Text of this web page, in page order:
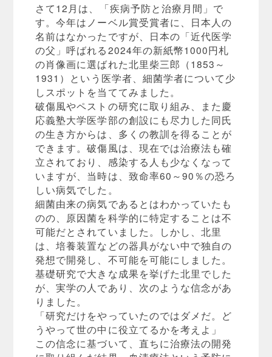
さて12月は、「疾病予防と治療月間」で
す。今年はノーベル賞受賞者に、日本人の
名前はなかったですが、日本の「近代医学
の父」呼ばれる2024年の新紙幣1000円札
の肖像画に選ばれた北里柴三郎（1853～
1931）という医学者、細菌学者について少
しスポットを当ててみました。
破傷風やペストの研究に取り組み、また慶
応義塾大学医学部の創設にも尽力した同氏
の生き方からは、多くの教訓を得ることが
できます。破傷風は、現在では治療法も確
立されており、感染する人も少なくなって
いますが、当時は、致命率60～90％の恐ろ
しい病気でした。
細菌由来の病気であるとはわかっていたも
のの、原因菌を科学的に特定することは不
可能だとされていました。しかし、北里
は、培養装置などの器具がない中で独自の
発想で開発し、不可能を可能にしました。
基礎研究で大きな成果を挙げた北里でした
が、実学の人であり、次のような信念があ
りました。
「研究だけをやっていたのではダメだ。ど
うやって世の中に役立てるかを考えよ」
この信念に基づいて、直ちに治療法の開発